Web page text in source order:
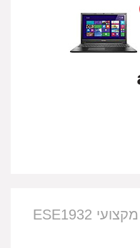
מסלסל שיער מקצועי ESE1932